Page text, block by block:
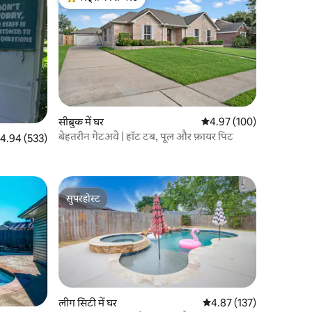
रेटिंग 5 में से 4.94, 533 समीक्षाएँ
4.94 (533)
गेस्ट्स का टॉप फ़ेवरेट
सीब्रुक में घर औसत रेटिंग 5 में से 4.97,
4.97 (100)
बेहतरीन गेटअवे | हॉट टब, पूल और फ़ायर पिट
सुपरहोस्ट
सुपरहोस्ट
लीग सिटी में घर औसत रेटिंग 5 में से 4.87,
4.87 (137)